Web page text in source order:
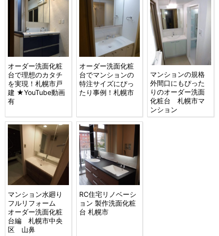
オーダー洗面化粧
台で理想のカタチ
を実現！札幌市戸
建 ★YouTube動画
有
オーダー洗面化粧
台でマンションの
特注サイズにぴっ
たり事例！札幌市
マンションの規格
外間口にもぴった
りのオーダー洗面
化粧台 札幌市マ
ンション
マンション水廻り
フルリフォーム
オーダー洗面化粧
台編 札幌市中央
区 山鼻
RC住宅リノベーシ
ョン 製作洗面化粧
台 札幌市